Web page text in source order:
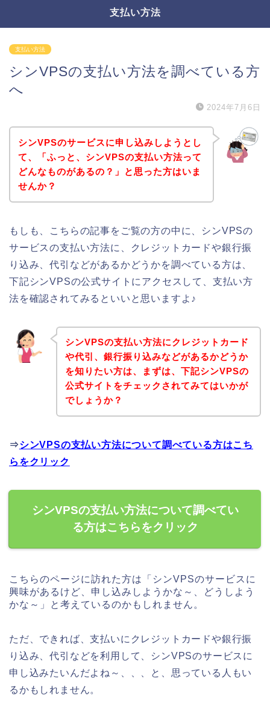
支払い方法
支払い方法
シンVPSの支払い方法を調べている方
へ
2024年7月6日
シンVPSのサービスに申し込みしようとし
て、「ふっと、シンVPSの支払い方法って
どんなものがあるの？」と思った方はいま
せんか？
もしも、こちらの記事をご覧の方の中に、シンVPSの
サービスの支払い方法に、クレジットカードや銀行振
り込み、代引などがあるかどうかを調べている方は、
下記シンVPSの公式サイトにアクセスして、支払い方
法を確認されてみるといいと思いますよ♪
シンVPSの支払い方法にクレジットカード
や代引、銀行振り込みなどがあるかどうか
を知りたい方は、まずは、下記シンVPSの
公式サイトをチェックされてみてはいかが
でしょうか？
⇒シンVPSの支払い方法について調べている方はこち
らをクリック
シンVPSの支払い方法について調べてい
る方はこちらをクリック
こちらのページに訪れた方は「シンVPSのサービスに
興味があるけど、申し込みしようかな～、どうしよう
かな～」と考えているのかもしれません。
ただ、できれば、支払いにクレジットカードや銀行振
り込み、代引などを利用して、シンVPSのサービスに
申し込みたいんだよね～、、、と、思っている人もい
るかもしれません。